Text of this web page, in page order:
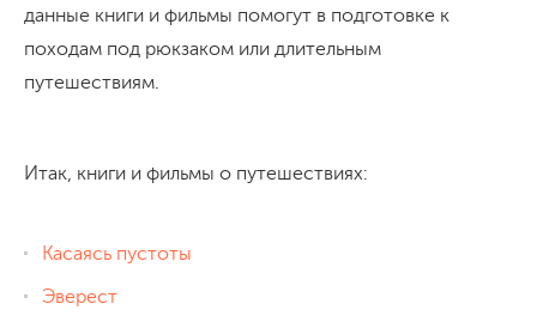
данные книги и фильмы помогут в подготовке к
походам под рюкзаком или длительным
путешествиям.
Итак, книги и фильмы о путешествиях:
Касаясь пустоты
Эверест